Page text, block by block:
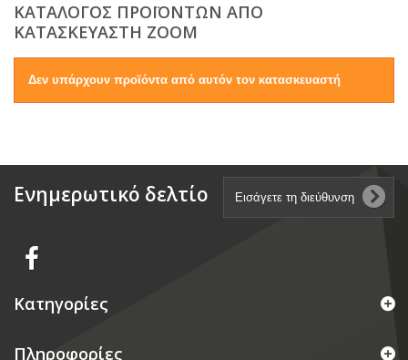
ΚΑΤΆΛΟΓΟΣ ΠΡΟΪΌΝΤΩΝ ΑΠΌ
ΚΑΤΑΣΚΕΥΑΣΤΉ ZOOM
Δεν υπάρχουν προϊόντα από αυτόν τον κατασκευαστή
Ενημερωτικό δελτίο
Κατηγορίες
Πληροφορίες